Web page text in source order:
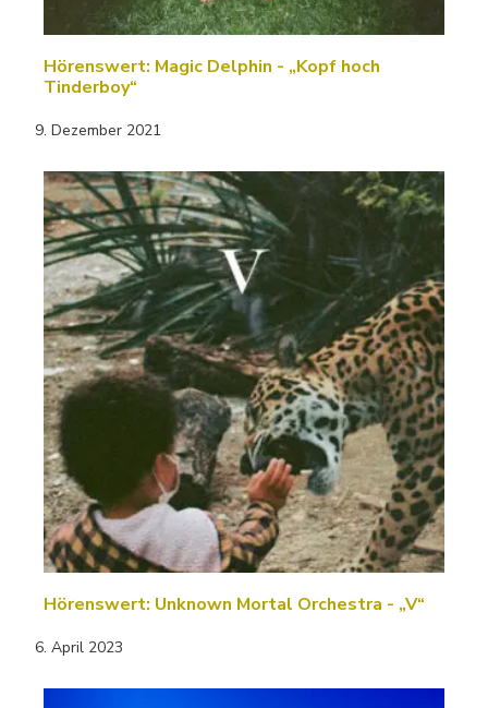
Hörenswert: Magic Delphin - „Kopf hoch
Tinderboy“
9. Dezember 2021
Hörenswert: Unknown Mortal Orchestra - „V“
6. April 2023